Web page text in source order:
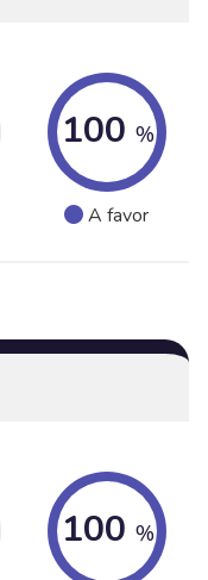
100 %
A favor
100 %